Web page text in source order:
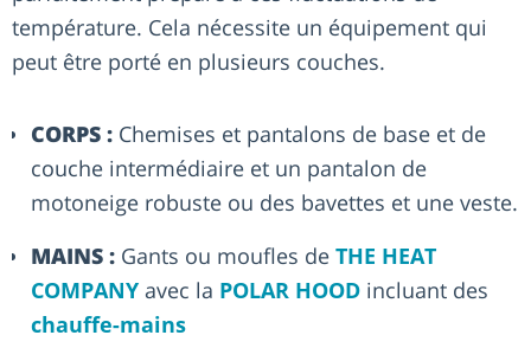
température. Cela nécessite un équipement qui
peut être porté en plusieurs couches.
CORPS : Chemises et pantalons de base et de
couche intermédiaire et un pantalon de
motoneige robuste ou des bavettes et une veste.
MAINS : Gants ou moufles de THE HEAT
COMPANY avec la POLAR HOOD incluant des
chauffe-mains